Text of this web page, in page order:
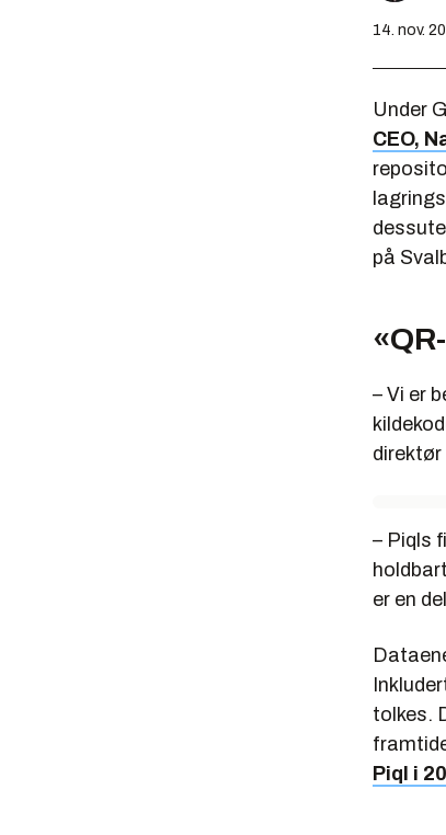
14. nov.
Under
CEO,
på
– Vi er
direktør
– Piqls
er en
tolkes.
Piql i